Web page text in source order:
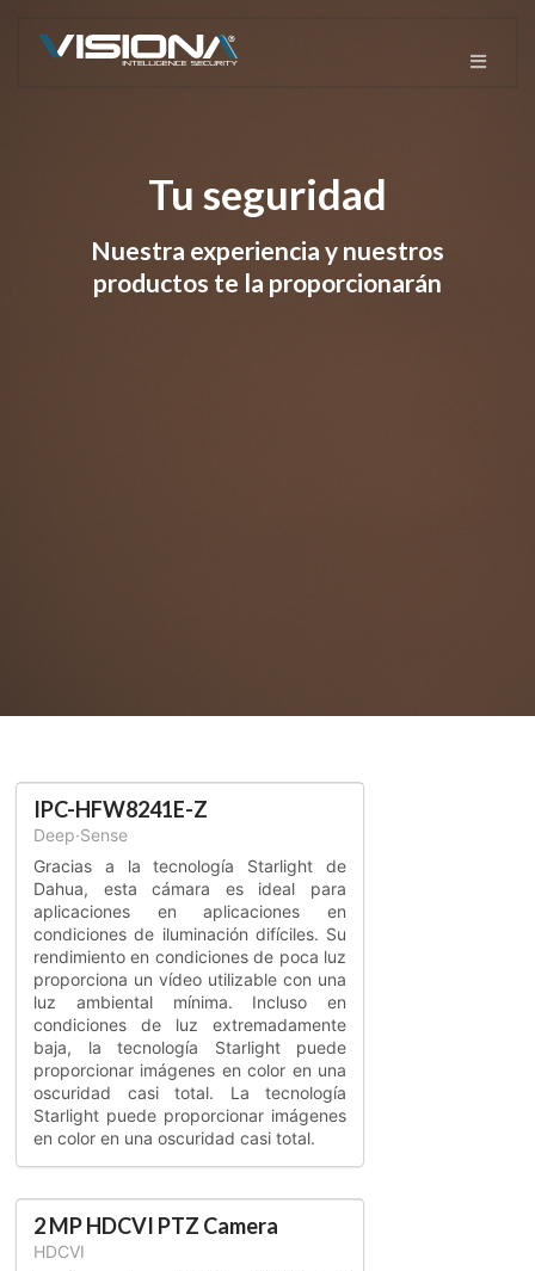
Tu seguridad
Nuestra experiencia y nuestros
productos te la proporcionarán
IPC-HFW8241E-Z
Deep·Sense
Gracias a la tecnología Starlight de
Dahua, esta cámara es ideal para
aplicaciones en aplicaciones en
condiciones de iluminación difíciles. Su
rendimiento en condiciones de poca luz
proporciona un vídeo utilizable con una
luz ambiental mínima. Incluso en
condiciones de luz extremadamente
baja, la tecnología Starlight puede
proporcionar imágenes en color en una
oscuridad casi total. La tecnología
Starlight puede proporcionar imágenes
en color en una oscuridad casi total.
2 MP HDCVI PTZ Camera
HDCVI